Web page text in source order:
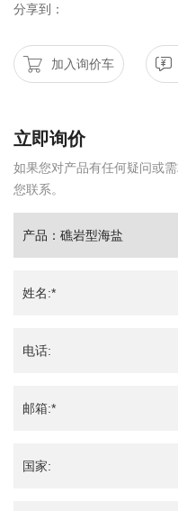
分享到：
加入询价车
立即询价
如果您对产品有任何疑问或
您联系。